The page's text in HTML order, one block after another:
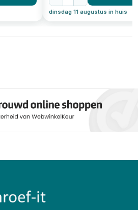
dinsdag 11 augustus in huis